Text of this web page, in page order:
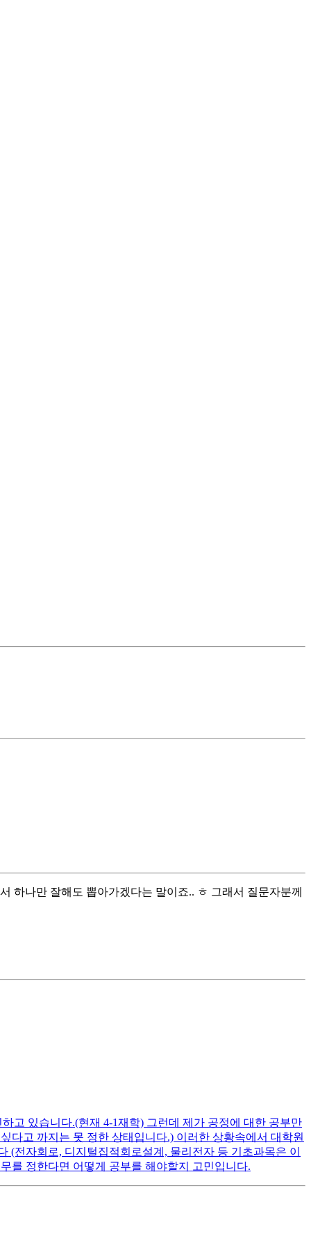
하나만 잘해도 뽑아가겠다는 말이죠.. ㅎ 그래서 질문자분께
고 있습니다.(현재 4-1재학) 그런데 제가 공정에 대한 공부만
다고 까지는 못 정한 상태입니다.) 이러한 상황속에서 대학원
전자회로, 디지털집적회로설계, 물리전자 등 기초과목은 이
를 정한다면 어떻게 공부를 해야할지 고민입니다.